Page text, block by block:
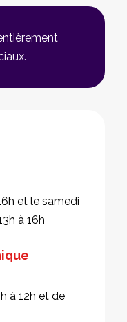
et le samedi
à 16h
à 12h et de